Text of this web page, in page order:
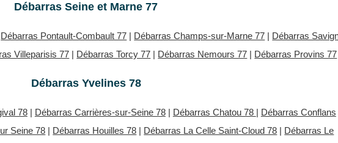
Débarras Seine et Marne 77
Débarras Pontault-Combault 77 | Débarras Champs-sur-Marne 77 | Débarras
Villeparisis 77 | Débarras Torcy 77 | Débarras Nemours 77 | Débarras Provins 77
Débarras Yvelines 78
78| Débarras Carrières-sur-Seine 78| Débarras Chatou 78 | Débarras Conflans
Seine 78 | Débarras Houilles 78 | Débarras La Celle Saint-Cloud 78 | Débarras Le